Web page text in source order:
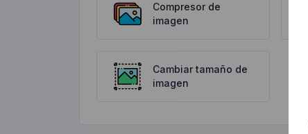
Compresor de
imagen
Cambiar tamaño de
imagen